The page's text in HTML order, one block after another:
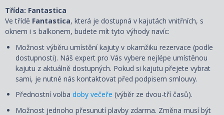
Třída: Fantastica
Ve třídě Fantastica, která je dostupná v kajutách vnitřních, s
oknem i s balkonem, budete mít tyto výhody navíc:
Možnost výběru umístění kajuty v okamžiku rezervace (podle
dostupnosti). Náš expert pro Vás vybere nejlépe umístěnou
kajutu z aktuálně dostupných. Pokud si kajutu přejete vybrat
sami, je nutné nás kontaktovat před podpisem smlouvy.
Přednostní volba doby večeře (výběr ze dvou-tří časů).
Možnost jednoho přesunutí plavby zdarma. Změna musí být